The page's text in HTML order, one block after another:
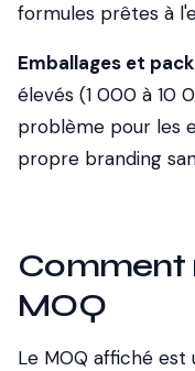
formules prêtes à
Emballages et
élevés (1 000 à 10
problème pour les
propre branding
Comment
MOQ
Le MOQ affiché